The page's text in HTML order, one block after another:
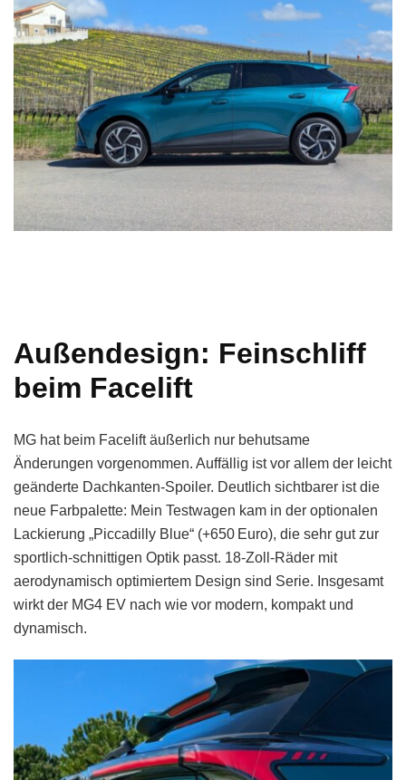
Außendesign: Feinschliff
beim Facelift
MG hat beim Facelift äußerlich nur behutsame
Änderungen vorgenommen. Auffällig ist vor allem der leicht
geänderte Dachkanten-Spoiler. Deutlich sichtbarer ist die
neue Farbpalette: Mein Testwagen kam in der optionalen
Lackierung „Piccadilly Blue“ (+650 Euro), die sehr gut zur
sportlich-schnittigen Optik passt. 18-Zoll-Räder mit
aerodynamisch optimiertem Design sind Serie. Insgesamt
wirkt der MG4 EV nach wie vor modern, kompakt und
dynamisch.